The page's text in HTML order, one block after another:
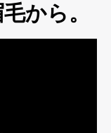
から。